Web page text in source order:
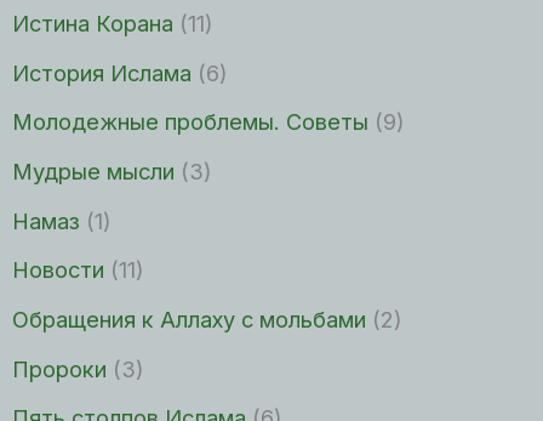
Истина Корана (11)
История Ислама (6)
Молодежные проблемы. Советы (9)
Мудрые мысли (3)
Намаз (1)
Новости (11)
Обращения к Аллаху с мольбами (2)
Пророки (3)